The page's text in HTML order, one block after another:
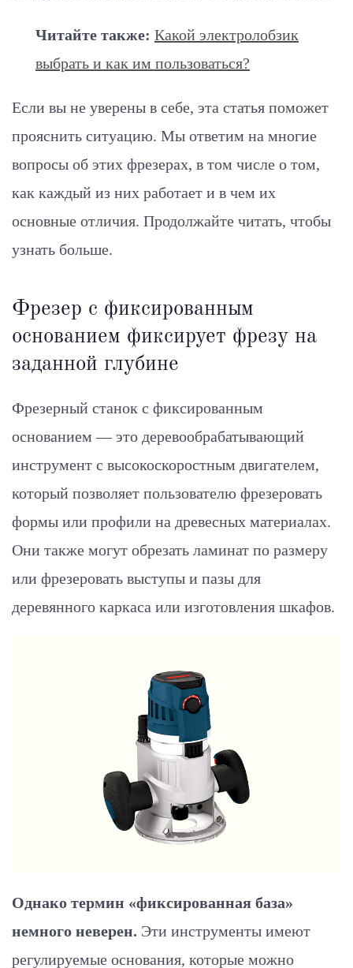
Читайте также: Какой электролобзик
выбрать и как им пользоваться?
Если вы не уверены в себе, эта статья поможет
прояснить ситуацию. Мы ответим на многие
вопросы об этих фрезерах, в том числе о том,
как каждый из них работает и в чем их
основные отличия. Продолжайте читать, чтобы
узнать больше.
Фрезер с фиксированным
основанием фиксирует фрезу на
заданной глубине
Фрезерный станок с фиксированным
основанием — это деревообрабатывающий
инструмент с высокоскоростным двигателем,
который позволяет пользователю фрезеровать
формы или профили на древесных материалах.
Они также могут обрезать ламинат по размеру
или фрезеровать выступы и пазы для
деревянного каркаса или изготовления шкафов.
Однако термин «фиксированная база»
немного неверен. Эти инструменты имеют
регулируемые основания, которые можно